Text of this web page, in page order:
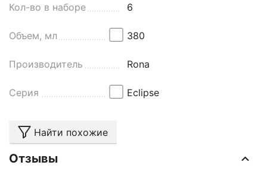
Кол-во в наборе 6
Объем, мл 380
Производитель Rona
Серия Eclipse
Найти похожие
Отзывы